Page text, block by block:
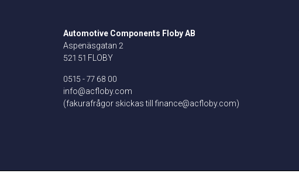
Automotive Components Floby AB
Aspenäsgatan 2
521 51 FLOBY
0515 - 77 68 00
info@acfloby.com
(fakurafrågor skickas till finance@acfloby.com)